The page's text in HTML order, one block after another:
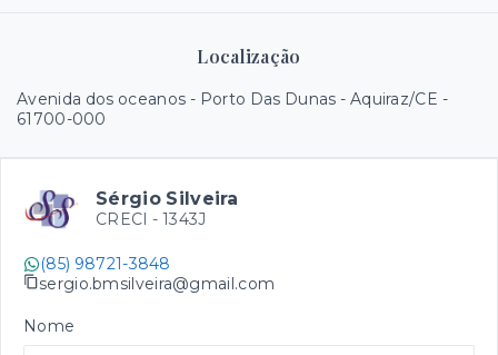
Localização
Avenida dos oceanos - Porto Das Dunas - Aquiraz/CE -
61700-000
Sérgio Silveira
CRECI - 1343J
(85) 98721-3848
sergio.bmsilveira@gmail.com
Nome